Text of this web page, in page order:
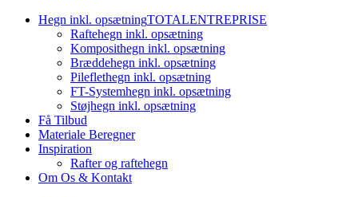
Hegn inkl. opsætningTOTALENTREPRISE
Raftehegn inkl. opsætning
Komposithegn inkl. opsætning
Bræddehegn inkl. opsætning
Pileflethegn inkl. opsætning
FT-Systemhegn inkl. opsætning
Støjhegn inkl. opsætning
Få Tilbud
Materiale Beregner
Inspiration
Rafter og raftehegn
Om Os & Kontakt